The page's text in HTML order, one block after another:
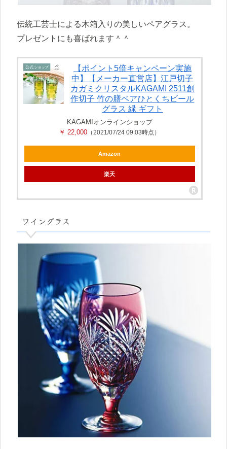
伝統工芸士による木箱入りの美しいペアグラス。
プレゼントにも喜ばれます＾＾
【ポイント5倍キャンペーン実施
中】【メーカー直営店】江戸切子
カガミクリスタルKAGAMI 2511創
作切子 竹の膳ペアひとくちビール
グラス 緑 ギフト
KAGAMIオンラインショップ
￥ 22,000 （2021/07/24 09:03時点）
Amazon
楽天
ワイングラス